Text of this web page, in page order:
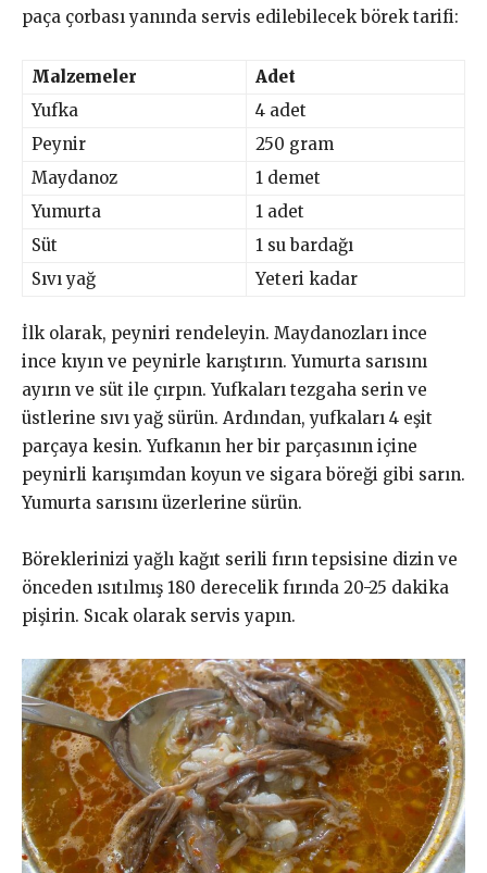
paça çorbası yanında servis edilebilecek börek tarifi:
Malzemeler
Adet
Yufka
4 adet
Peynir
250 gram
Maydanoz
1 demet
Yumurta
1 adet
Süt
1 su bardağı
Sıvı yağ
Yeteri kadar
İlk olarak, peyniri rendeleyin. Maydanozları ince
ince kıyın ve peynirle karıştırın. Yumurta sarısını
ayırın ve süt ile çırpın. Yufkaları tezgaha serin ve
üstlerine sıvı yağ sürün. Ardından, yufkaları 4 eşit
parçaya kesin. Yufkanın her bir parçasının içine
peynirli karışımdan koyun ve sigara böreği gibi sarın.
Yumurta sarısını üzerlerine sürün.
Böreklerinizi yağlı kağıt serili fırın tepsisine dizin ve
önceden ısıtılmış 180 derecelik fırında 20-25 dakika
pişirin. Sıcak olarak servis yapın.